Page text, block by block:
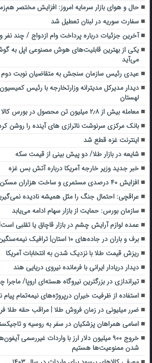
حال و هوای بازار سرمایه امروز: افزایش مختصر
سفارت سوریه در لبنان تعطیل شد
آخرین جزئیات درباره پرداخت وام ازدواج / چند نفر
یکی از بهترین قابلیت‌های هوش مصنوعی اپل به
می‌آید
عیدی رئیس سازمان سنجش به متقاضیان نوبت دوم
دیدار مدیرکل مدیترانه وزارتخارجه با رئیس
لهستان
معامله بیش از ۲٫۸ میلیون تن محصول در بورس کالا
بانک مرکزی سرنوشت ناترازی های آینده را روشن کرد
اینترنت غزه قطع شد
شایعه در بازار طلا/ دو پیش بینی از قیمت سکه
خبر جدید وزیر خارجه آمریکا درباره آتش بس غزه
افزایش ۴۰ درصدی مستمری و ساخت هزاران مسکن برای توانخواهان
عراقچی: احتمال جنگ را مثل همیشه نادیده
سازمان بورس: حمایت از بازار سهام ادامه می‌یابد
عمده لوازم آرایش چشم در بازار قاچاق یا تقلبی است!
برف و باران در جاده‌های ۱۰ استان| ترافیک نیمه‌سنگین در چند محور
ریزش قیمت طلا با نزدیک شدن به انتخابات آمریکا
دیدار دریادار ایرانی با فرمانده نیروی دریایی هند
تیراندازی در بزرگترین نیروگاه هسته‌ای اروپا/
استفاده از ظرفیت خیران درپروژه‌های نیمه‌تمام پیام
ضرر میلیونی در زمان فروش طلا | مراقب حقه طلا
اسامی همراهان پزشکیان در سفر به روسیه و
خروج ۹۰۰ میلیون دلار ارز با واردات غیررسمی
شدن ممنوعیت‌ها هستیم